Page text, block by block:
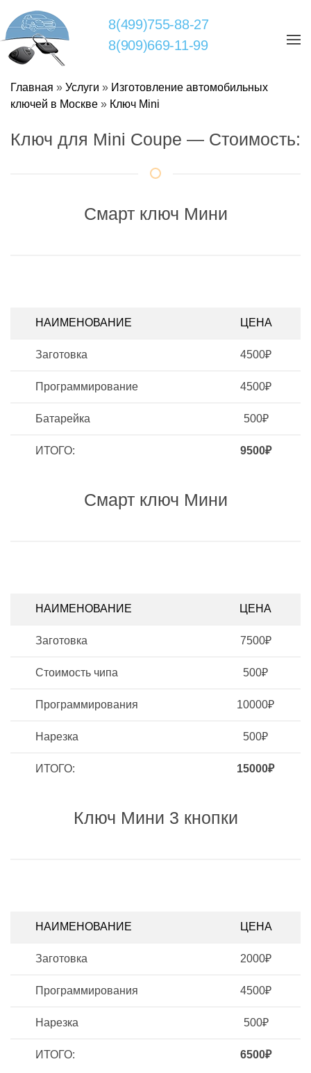
8(499)755-88-27
8(909)669-11-99
Главная » Услуги » Изготовление автомобильных
ключей в Москве » Ключ Mini
Ключ для Mini Coupe — Стоимость:
Смарт ключ Мини
НАИМЕНОВАНИЕ ЦЕНА
Заготовка 4500₽
Программирование 4500₽
Батарейка 500₽
ИТОГО: 9500₽
Смарт ключ Мини
НАИМЕНОВАНИЕ ЦЕНА
Заготовка 7500₽
Стоимость чипа 500₽
Программирования 10000₽
Нарезка 500₽
ИТОГО: 15000₽
Ключ Мини 3 кнопки
НАИМЕНОВАНИЕ ЦЕНА
Заготовка 2000₽
Программирования 4500₽
Нарезка 500₽
ИТОГО: 6500₽